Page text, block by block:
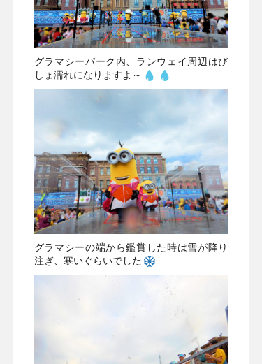
グラマシーパーク内、ランウェイ周辺はび
しょ濡れになりますよ～
グラマシーの端から鑑賞した時は雪が降り
注ぎ、寒いぐらいでした